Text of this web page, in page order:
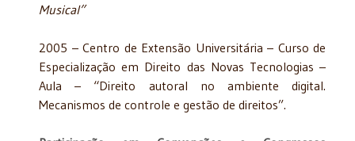
Musical”
2005 – Centro de Extensão Universitária – Curso de
Especialização em Direito das Novas Tecnologias –
Aula – “Direito autoral no ambiente digital.
Mecanismos de controle e gestão de direitos”.